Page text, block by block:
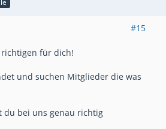
#15
für dich!
und suchen Mitglieder die was
du bei uns genau richtig